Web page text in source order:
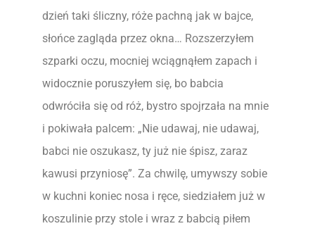
dzień taki śliczny, róże pachną jak w bajce,
słońce zagląda przez okna… Rozszerzyłem
szparki oczu, mocniej wciągnąłem zapach i
widocznie poruszyłem się, bo babcia
odwróciła się od róż, bystro spojrzała na mnie
i pokiwała palcem: „Nie udawaj, nie udawaj,
babci nie oszukasz, ty już nie śpisz, zaraz
kawusi przyniosę”. Za chwilę, umywszy sobie
w kuchni koniec nosa i ręce, siedziałem już w
koszulinie przy stole i wraz z babcią piłem